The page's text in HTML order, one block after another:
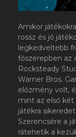
Amikor
rossz és jó
legkedveltebb
főszerepben az
Rocksteady
Warner Bros.
előzmény volt,
mint az első
játékra
Szerencsére a
rátehetik a